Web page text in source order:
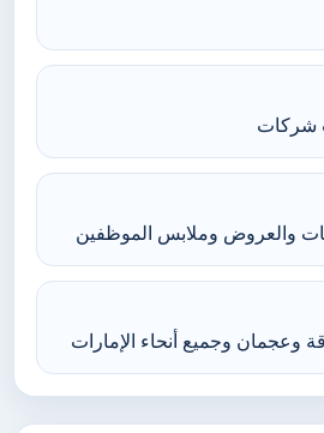
شركات
والعروض وملابس الموظفين
وعجمان وجميع أنحاء الإمارات